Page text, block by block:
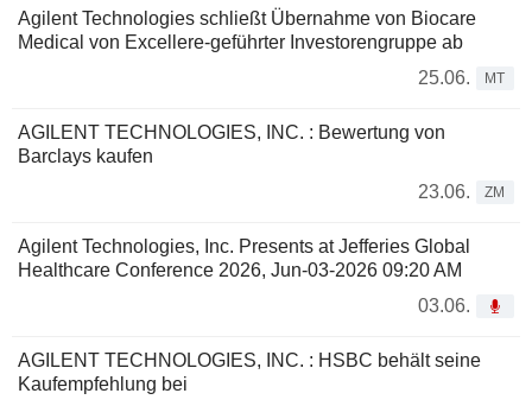
Agilent Technologies schließt Übernahme von Biocare
Medical von Excellere-geführter Investorengruppe ab
25.06.
MT
AGILENT TECHNOLOGIES, INC. : Bewertung von
Barclays kaufen
23.06.
ZM
Agilent Technologies, Inc. Presents at Jefferies Global
Healthcare Conference 2026, Jun-03-2026 09:20 AM
03.06.
AGILENT TECHNOLOGIES, INC. : HSBC behält seine
Kaufempfehlung bei